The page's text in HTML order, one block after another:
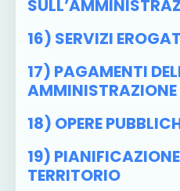
16) SERVIZI
17) PAGAMENTI
AMMINISTRAZIONE
18) OPERE
19)
TERRITORIO